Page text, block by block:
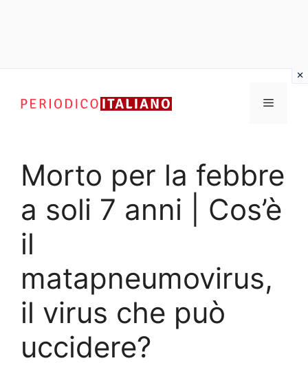
contenuto
Menu
Morto per la febbre
a soli 7 anni | Cos’è
il
matapneumovirus,
il virus che può
uccidere?